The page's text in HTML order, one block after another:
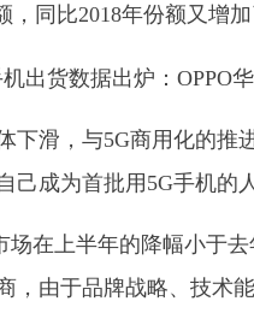
同比2018年份额又增加
下滑，与5G商用化的推
己成为首批用5G手机的
场在上半年的降幅小于
，由于品牌战略、技术